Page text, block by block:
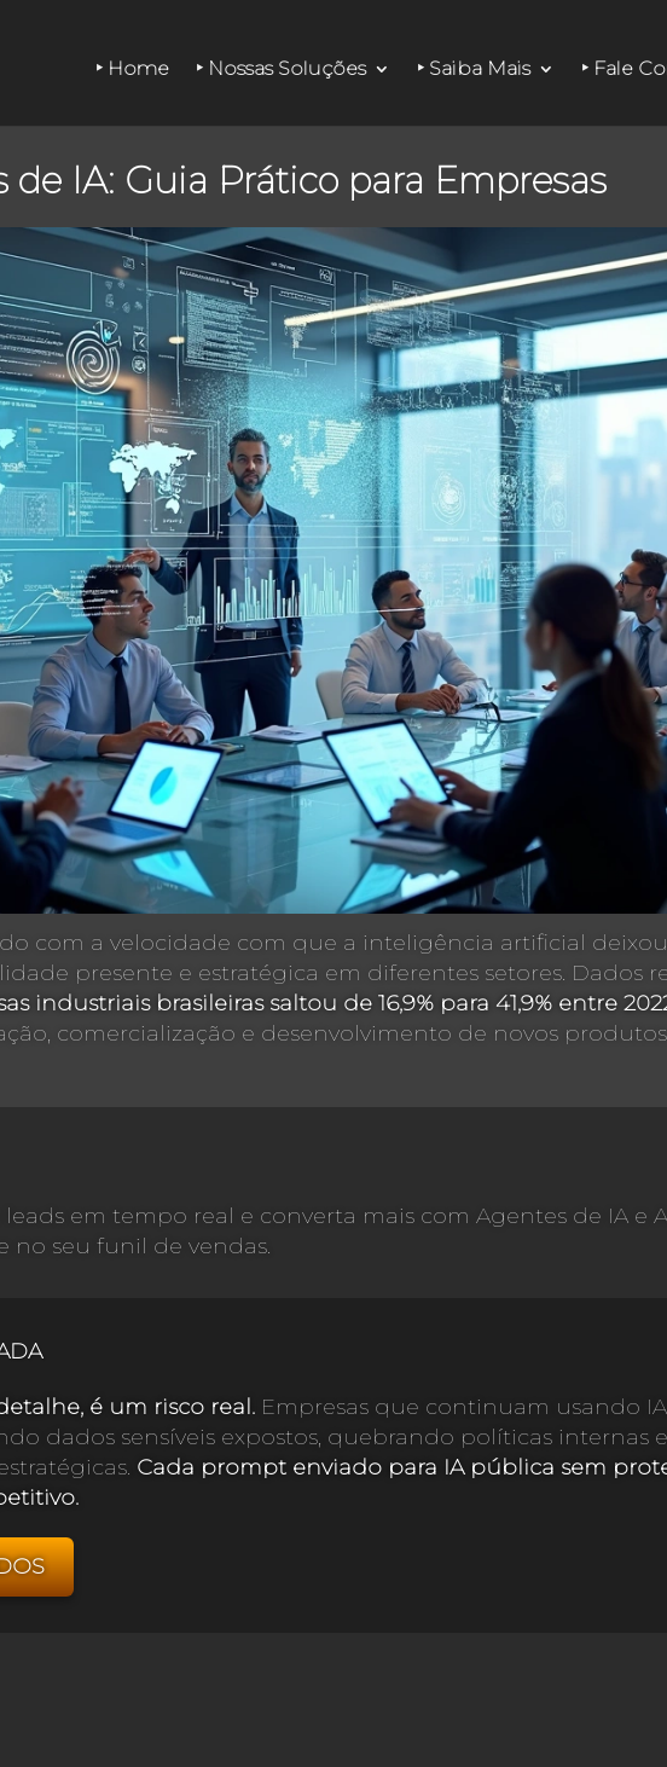
‣ Home ‣ Nossas Soluções ‣ Saiba Mais ‣ Fale
de IA: Guia Prático para Empresas
com a velocidade com que a inteligência artificial
presente e estratégica em diferentes setores. Dados
industriais brasileiras saltou de 16,9% para 41,9% entre
comercialização e desenvolvimento de novos
em tempo real e converta mais com Agentes de IA e
no seu funil de vendas.
é um risco real. Empresas que continuam usando
dados sensíveis expostos, quebrando políticas internas e
Cada prompt enviado para IA pública sem